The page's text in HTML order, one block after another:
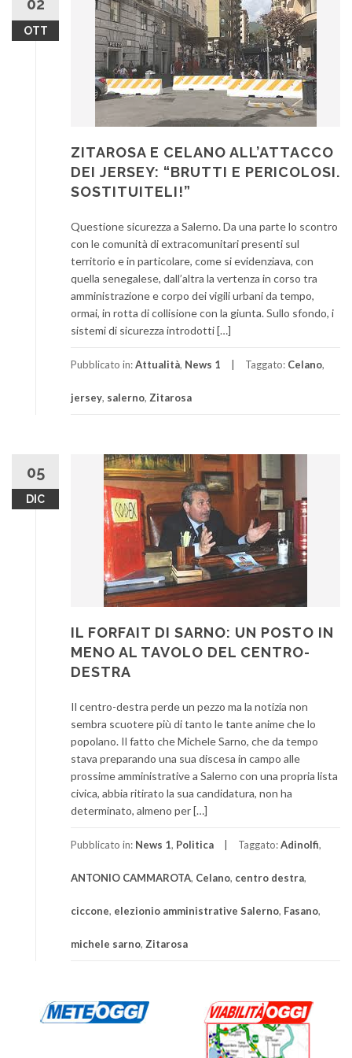
OTT
ZITAROSA E CELANO ALL’ATTACCO
DEI JERSEY: “BRUTTI E PERICOLOSI.
SOSTITUITELI!”
Questione sicurezza a Salerno. Da una parte lo scontro
con le comunità di extracomunitari presenti sul
territorio e in particolare, come si evidenziava, con
quella senegalese, dall’altra la vertenza in corso tra
amministrazione e corpo dei vigili urbani da tempo,
ormai, in rotta di collisione con la giunta. Sullo sfondo, i
sistemi di sicurezza introdotti […]
Pubblicato in:Attualità, News 1 Taggato: Celano,
jersey, salerno, Zitarosa
05
DIC
IL FORFAIT DI SARNO: UN POSTO IN
MENO AL TAVOLO DEL CENTRO-
DESTRA
Il centro-destra perde un pezzo ma la notizia non
sembra scuotere più di tanto le tante anime che lo
popolano. Il fatto che Michele Sarno, che da tempo
stava preparando una sua discesa in campo alle
prossime amministrative a Salerno con una propria lista
civica, abbia ritirato la sua candidatura, non ha
determinato, almeno per […]
Pubblicato in: News 1, Politica Taggato:Adinolfi,
ANTONIO CAMMAROTA, Celano, centro destra,
ciccone, elezionio amministrative Salerno, Fasano,
michele sarno, Zitarosa